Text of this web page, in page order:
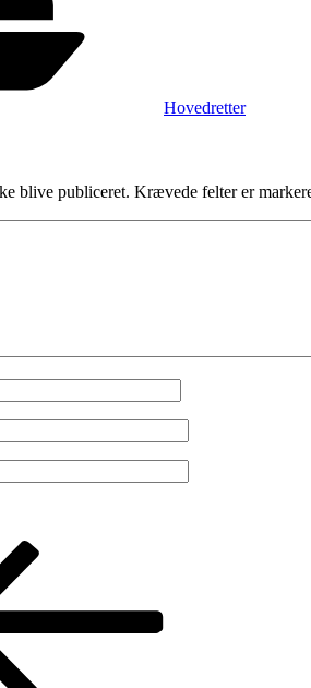
Hovedretter
blive publiceret. Krævede felter er